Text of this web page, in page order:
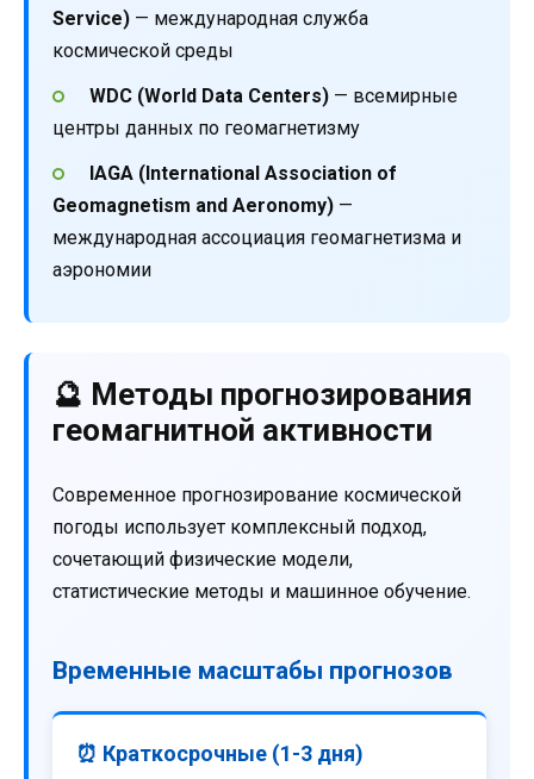
Service) — международная служба
космической среды
WDC (World Data Centers)— всемирные
центры данных по геомагнетизму
IAGA (International Association of
Geomagnetism and Aeronomy) —
международная ассоциация геомагнетизма и
аэрономии
🔮 Методы прогнозирования
геомагнитной активности
Современное прогнозирование космической
погоды использует комплексный подход,
сочетающий физические модели,
статистические методы и машинное обучение.
Временные масштабы прогнозов
⏰ Краткосрочные (1-3 дня)